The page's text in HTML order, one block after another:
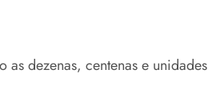
dezenas, centenas e